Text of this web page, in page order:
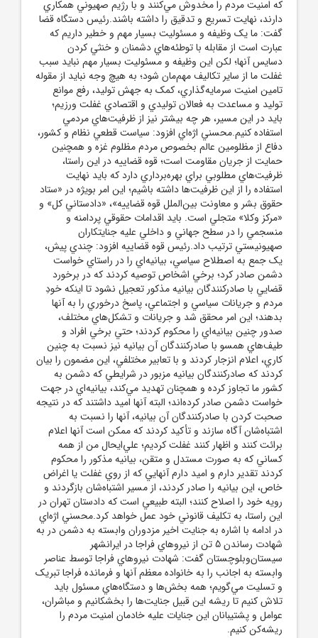
که امنيت مردم را مخدوش مي‌کنند و با رژيم صهيوني همکاري
دارند، نهايت تسريع و تدقيق را داشته باشند.رئيس دستگاه قضا
گفت: ما يک وظيفه و مسئوليت بسيار مهم و خطير داريم که
عبارت است از مقابله با توطئه‌هاي دشمنان و خنثي کردن
دسايس آنها؛ لکن اين وظيفه و مسئوليت بسيار مهم نبايد سبب
غفلت ما از ساير تکاليف مهم‌مان شود؛ به هيچ وجه نبايد از مقوله
تامين امنيت سرمايه‌گذاري، کمک به جهش توليد، رفع موانع
توليد و مساعدت به فعالان توليدي و اقتصادي غفلت ورزيم؛
بايد در اين مسير، هر چه بيشتر نيز از ظرفيت‌هاي مردمي
استفاده کنيم.محسني اژه‌اي افزود: سياست قطعي نظام و کشور،
دفاع از مظلومين عالم بخصوص مردم مظلوم غزه و همچنين
حمايت از جريان مقاومت است؛ قوه قضاييه در اين راستا،
ظرفيت‌هاي مطلوبي براي بهره‌برداري دارد که بايد نهايت
استفاده را از اين ظرفيت‌ها داشته باشيم؛ اين امر بويژه در «ستاد
حقوق بشر و معاونت بين‌الملل قوه قضاييه»، «دادستاني کل» و
«مرکز وکلا» متجلي است. بايد اقدامات حقوقي پردامنه و
منسجمي را در سطح جهاني و داخلي عليه جنايتکاران
صهيونيستي ترتيب داد.رئيس قوه قضاييه افزود: چندي پيش،
يک جمع به اصطلاح سياسي، بيانيه‌اي را در راستاي خواست
دشمن صادر کرد؛ برخي اشخاص توصيه کردند که در برخورد
قضايي با صادرکنندگان بيانيه مذکور تعجيل نشود تا اينکه خودِ
مردم و جريانات سياسي و اجتماعي، پاسخ درخوري را به آنها
بدهند؛ اين امر محقق شد و جريانات و تشکل‌هاي مختلف،
صدور چنين بيانيه‌اي را محکوم کردند؛ حتي برخي افراد و
طيف‌هاي همسو با صادرکنندگان آن بيانيه نيز نسبت به چنين
کاري، اعلام انزجار کردند و با تعابير مختلفي، اين مضمون را بيان
کردند که صادرکنندگان بيانيه مزبور در شرايطي که دشمن به
کشور ما تجاوز کرده و همچنان تهديد مي‌کند، بيانيه‌اي در جهت
خواست دشمن صادر کرده‌اند؛ البته آنها اميد داشتند که در نتيجه
صحبت کردن با صادرکنندگان آن بيانيه، آنها را نسبت به
اشتباه‌شان آگاه سازند و تأکيد کردند که ممکن است آنها اعلام
برائت کنند و اظهار کنند غفلت کرديم؛ علي‌ايحال من از همه
کساني که به صورت مستدل و متقن، بيانيه مذکور را محکوم
کردند تقدير دارم و اميد دارم آنهايي که از روي غفلت يا اغراض
خاص، اين بيانيه را صادر کردند، از مسير اشتباه‌شان بازگردند و
رويه خود را اصلاح کنند؛ البته طبيعي است که دادستان تهران در
اين راستا، به تکليف قانوني خود عمل خواهد کرد.محسني اژه‌اي
در ادامه با اشاره به جنايت اخير مزدوران وابسته به دشمن در به
شهادت رساندن 5 تن از نيرو‌هاي فراجا در ايرانشهر
سيستان‌وبلوچستان گفت: شهادت نيرو‌هاي فراجا توسط عناصر
وابسته به اجانب را به خانواده معظم آنها و فرمانده فراجا تبريک
و تسليت مي‌گويم؛ همه بخش‌ها و دستگاه‌هاي مسئول بايد
تلاش کنيم تا ريشه اين قبيل جنايت‌ها را بخشکانيم و مباشران،
عوامل و پشتيبانان اين جنايات عليه خادمان امنيت مردم را
ريشه‌کن کنيم.